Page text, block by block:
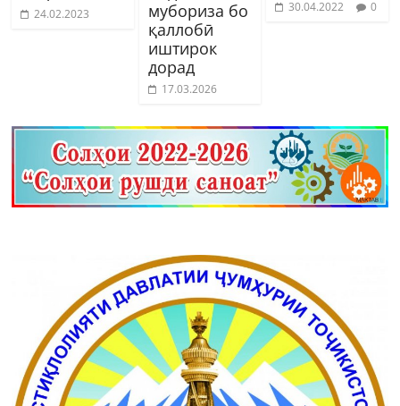
24.02.2023
мубориза бо
қаллобӣ
иштирок
дорад
17.03.2026
30.04.2022 0